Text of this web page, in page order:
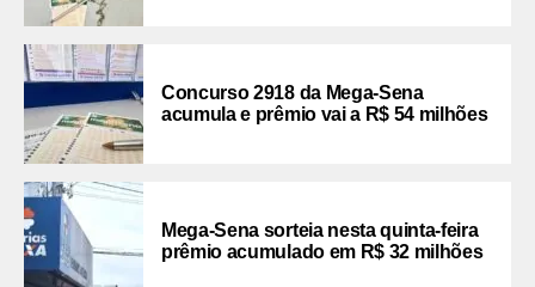
Concurso 2918 da Mega-Sena
acumula e prêmio vai a R$ 54 milhões
Mega-Sena sorteia nesta quinta-feira
prêmio acumulado em R$ 32 milhões